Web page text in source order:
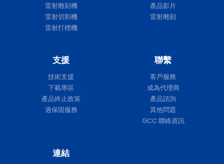
雷射雕刻機
雷射切割機
雷射打標機
產品影片
雷射雕刻
支援
技術支援
下載專區
產品終止政策
過保固服務
聯繫
客戶服務
成為代理商
產品諮詢
其他問題
GCC 聯絡資訊
連結